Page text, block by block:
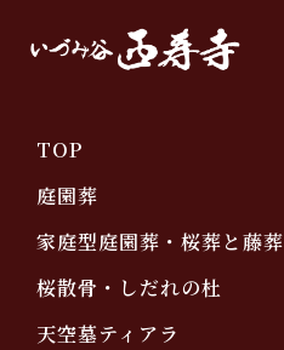
TOP
庭園葬
家庭型庭園葬・桜葬と藤葬
桜散骨・しだれの杜
天空墓ティアラ